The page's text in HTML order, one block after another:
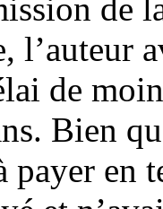
de
l’auteur
de
Bien
payer en